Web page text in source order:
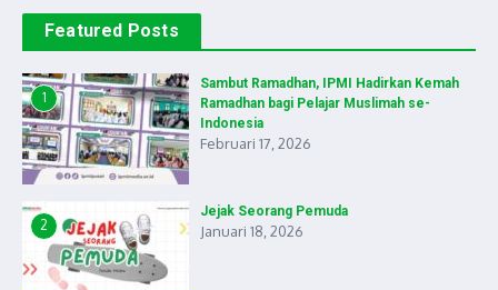
Featured Posts
1
Sambut Ramadhan, IPMI Hadirkan Kemah
Ramadhan bagi Pelajar Muslimah se-
Indonesia
Februari 17, 2026
2
Jejak Seorang Pemuda
Januari 18, 2026